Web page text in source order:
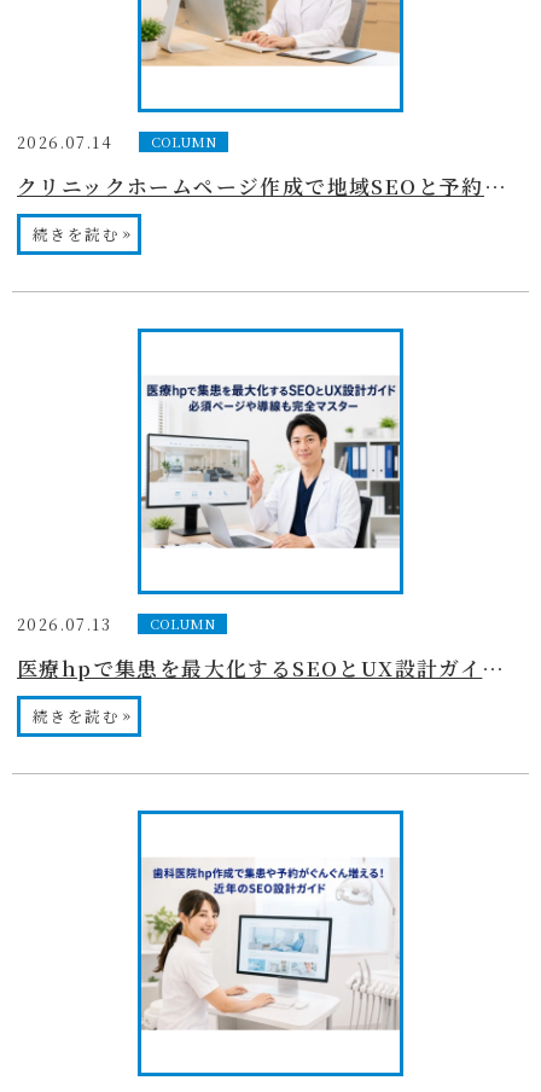
2026.07.14 COLUMN
クリニックホームページ作成で地域SEOと予約導線を強化して集患アップするコツ
続きを読む »
2026.07.13 COLUMN
医療hpで集患を最大化するSEOとUX設計ガイド〜必須ページや導線も完全マスター
続きを読む »